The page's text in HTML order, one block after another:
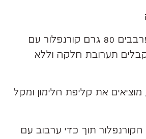
80 גרם
קורנפלור עם
תערובת חלקה וללא
את קליפת הלימון ומקל
תוך כדי ערבוב עם